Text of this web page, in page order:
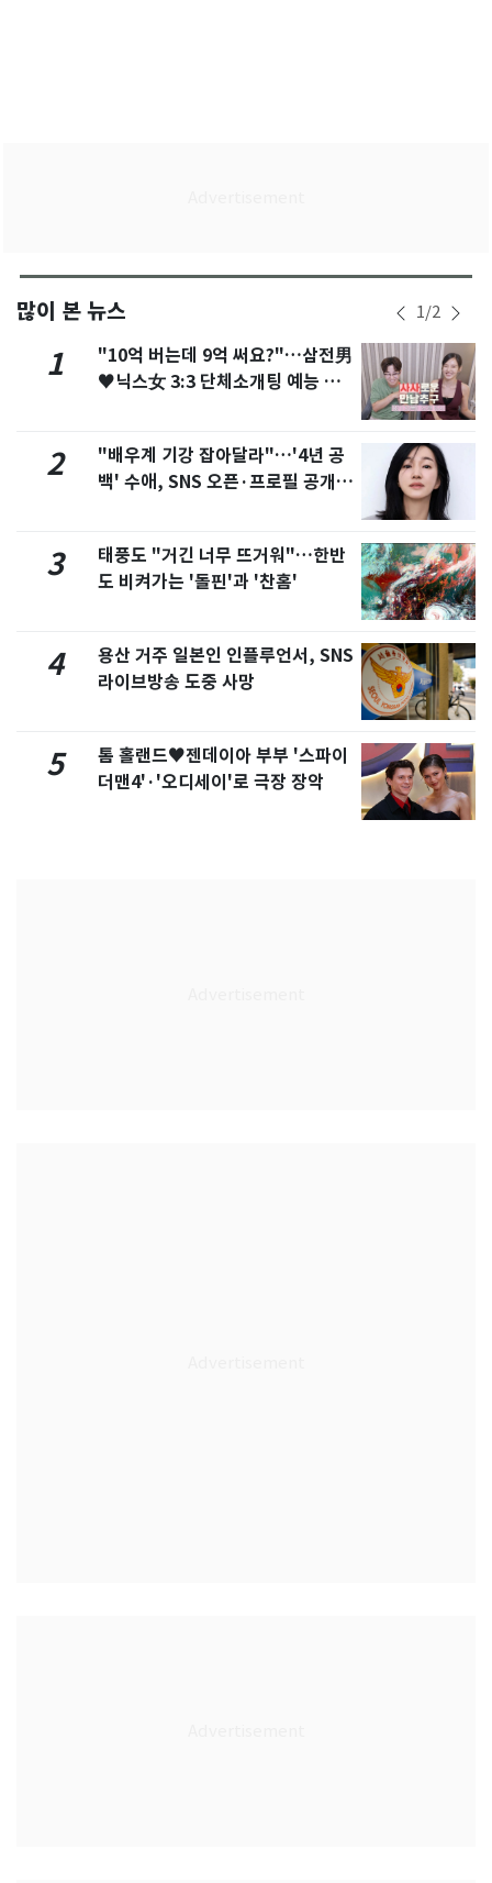
많이 본 뉴스 1/2
1
"10억 버는데 9억 써요?"…삼전男
♥닉스女 3:3 단체소개팅 예능 화
2
"배우계 기강 잡아달라"…'4년 공
백' 수애, SNS 오픈·프로필 공개
3
태풍도 "거긴 너무 뜨거워"…한반
도 비켜가는 '돌핀'과 '찬홈'
4
용산 거주 일본인 인플루언서, SNS
라이브방송 도중 사망
5
톰 홀랜드♥젠데이아 부부 '스파이
더맨4'·'오디세이'로 극장 장악